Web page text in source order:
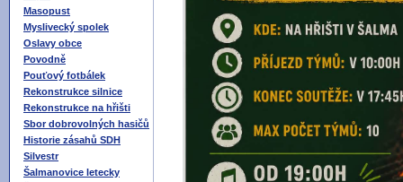
Masopust
Myslivecký spolek
Oslavy obce
Povodně
Pouťový fotbálek
Rekonstrukce silnice
Rekonstrukce na hřišti
Sbor dobrovolných hasičů
Historie zásahů SDH
Silvestr
Šalmanovice letecky